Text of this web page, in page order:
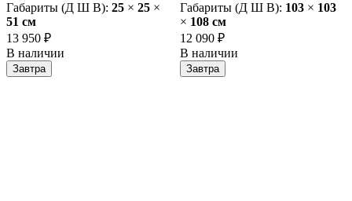
Габариты (Д Ш В): 25 × 25 ×
51 cм
13 950 ₽
В наличии
Завтра
Габариты (Д Ш В): 103 × 103
× 108 cм
12 090 ₽
В наличии
Завтра